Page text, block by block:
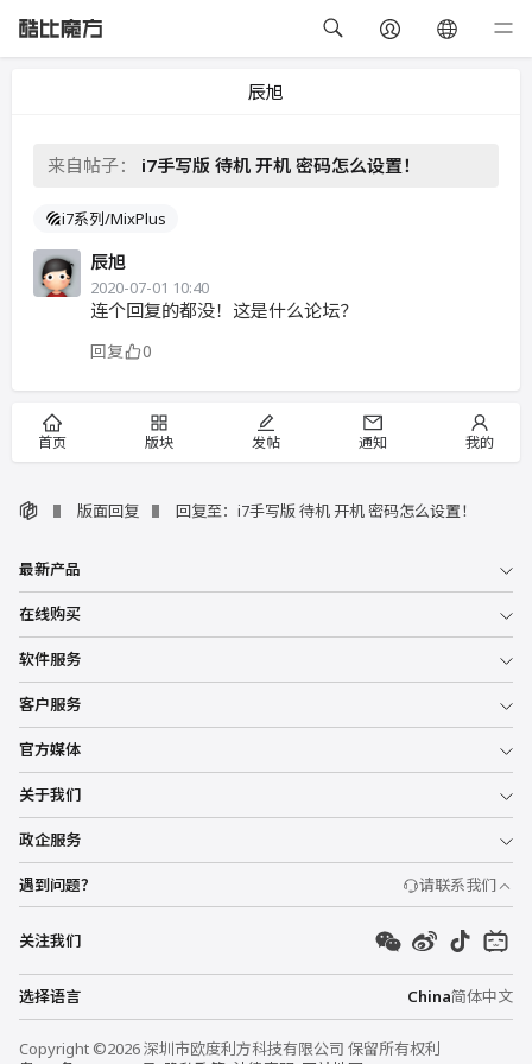
辰旭
来自帖子： i7手写版 待机 开机 密码怎么设置！
i7系列/MixPlus
辰旭
2020-07-01 10:40
连个回复的都没！这是什么论坛？
回复 0
首页 版块 发帖 通知 我的
版面回复 回复至：i7手写版 待机 开机 密码怎么设置！
最新产品
在线购买
软件服务
客户服务
官方媒体
关于我们
政企服务
遇到问题？ 请联系我们
关注我们
选择语言 China简体中文
Copyright ©2026 深圳市欧度利方科技有限公司 保留所有权利